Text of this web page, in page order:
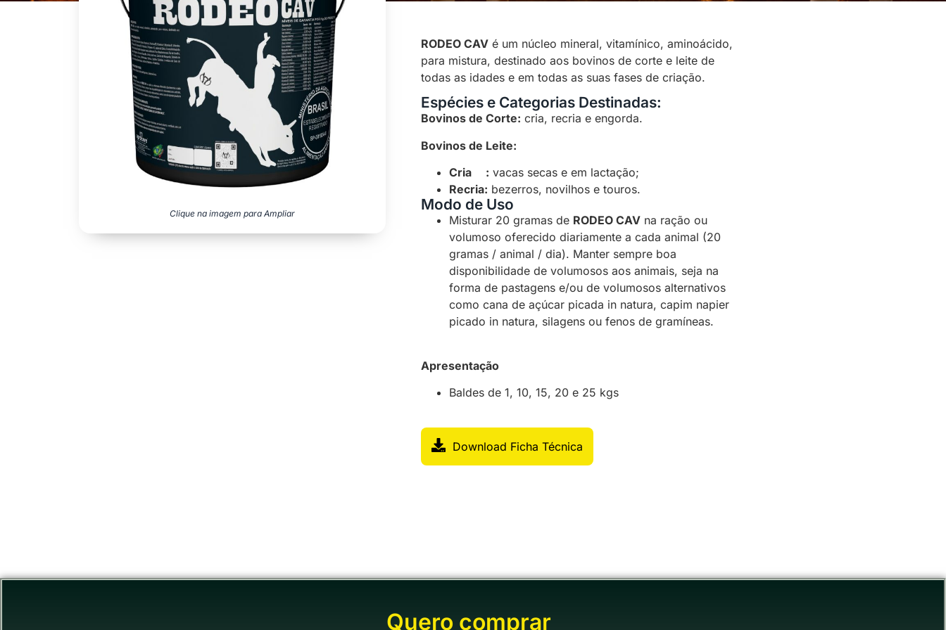
Clique na imagem para Ampliar
RODEO CAV é um núcleo mineral, vitamínico, aminoácido,
para mistura, destinado aos bovinos de corte e leite de
todas as idades e em todas as suas fases de criação.
Espécies e Categorias Destinadas:
Bovinos de Corte: cria, recria e engorda.
Bovinos de Leite:
Cria : vacas secas e em lactação;
Recria: bezerros, novilhos e touros.
Modo de Uso
Misturar 20 gramas de RODEO CAV na ração ou
volumoso oferecido diariamente a cada animal (20
gramas / animal / dia). Manter sempre boa
disponibilidade de volumosos aos animais, seja na
forma de pastagens e/ou de volumosos alternativos
como cana de açúcar picada in natura, capim napier
picado in natura, silagens ou fenos de gramíneas.
Apresentação
Baldes de 1, 10, 15, 20 e 25 kgs
Download Ficha Técnica
Quero comprar